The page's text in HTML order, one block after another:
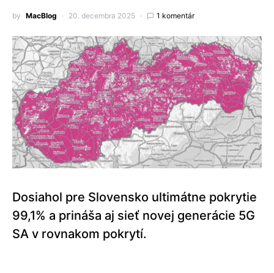
by MacBlog 20. decembra 2025 1 komentár
Dosiahol pre Slovensko ultimátne pokrytie
99,1% a prináša aj sieť novej generácie 5G
SA v rovnakom pokrytí.